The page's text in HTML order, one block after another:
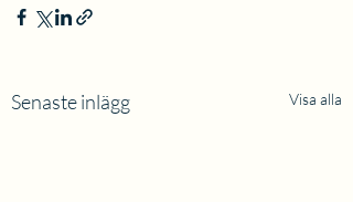
Senaste inlägg Visa alla